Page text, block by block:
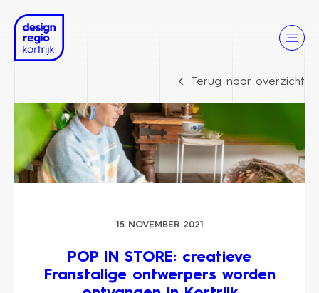
Terug naar overzicht
15 NOVEMBER 2021
POP IN STORE: creatieve
Franstalige ontwerpers worden